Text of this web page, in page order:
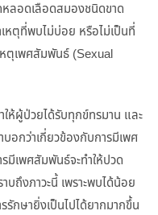
หลอดเลือดสมองชนิดขาด
หตุที่พบไม่บ่อย หรือไม่เป็นที่
หตุเพศสัมพันธ์ (Sexual
ให้ผู้ป่วยได้รับทุกข์ทรมาน และ
บอกว่าเกี่ยวข้องกับการมีเพศ
มีเพศสัมพันธ์จะทำให้ปวด
บถึงภาวะนี้ เพราะพบได้น้อย
รักษายิ่งเป็นไปได้ยากมากขึ้น